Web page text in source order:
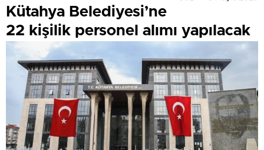
Kütahya Belediyesi’ne
22 kişilik personel alımı yapılacak